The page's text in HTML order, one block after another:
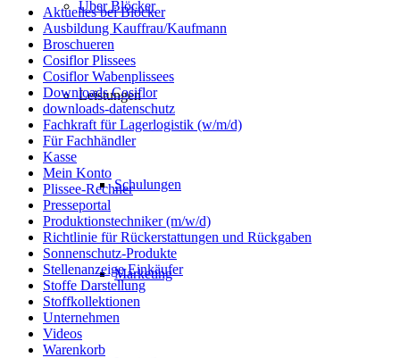
Über Blöcker
Leistungen
Schulungen
Marketing
Aktuelles bei Blöcker
Ausbildung Kauffrau/Kaufmann
Broschueren
Cosiflor Plissees
Cosiflor Wabenplissees
Downloads Cosiflor
downloads-datenschutz
Fachkraft für Lagerlogistik (w/m/d)
Für Fachhändler
Kasse
Mein Konto
Plissee-Rechner
Presseportal
Produktionstechniker (m/w/d)
Richtlinie für Rückerstattungen und Rückgaben
Sonnenschutz-Produkte
Stellenanzeige Einkäufer
Stoffe Darstellung
Stoffkollektionen
Unternehmen
Videos
Warenkorb